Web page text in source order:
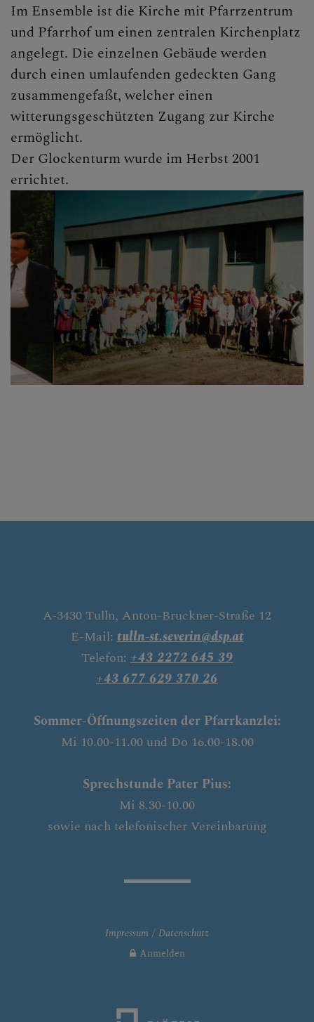
Im Ensemble ist die Kirche mit Pfarrzentrum
und Pfarrhof um einen zentralen Kirchenplatz
angelegt. Die einzelnen Gebäude werden
durch einen umlaufenden gedeckten Gang
zusammengefaßt, welcher einen
witterungsgeschützten Zugang zur Kirche
ermöglicht.
Der Glockenturm wurde im Herbst 2001
errichtet.
A-3430 Tulln, Anton-Bruckner-Straße 12
E-Mail:tulln-st.severin@dsp.at
Telefon:+43 2272 645 39
+43 677 629 370 26
Sommer-Öffnungszeiten der Pfarrkanzlei:
Mi 10.00-11.00 und Do 16.00-18.00
Sprechstunde Pater Pius:
Mi 8.30-10.00
sowie nach telefonischer Vereinbarung
Impressum
Datenschutz
Anmelden